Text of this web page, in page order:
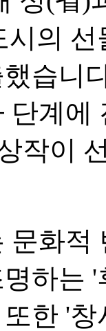
의
습니
단계에
작이
문화적
하는
한 '